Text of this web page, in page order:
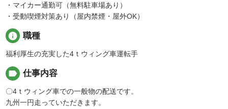
・マイカー通勤可（無料駐車場あり）
・受動喫煙対策あり（屋内禁煙・屋外OK）
info 職種
福利厚生の充実した4ｔウィング車運転手
label 仕事内容
〇4ｔウィング車での一般物の配送です。
九州一円走っていただきます。